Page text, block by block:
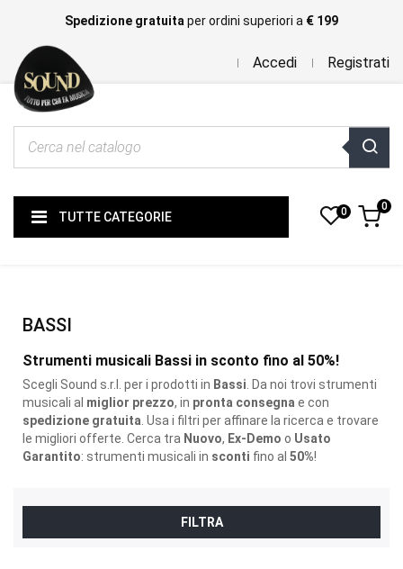
Spedizione gratuita per ordini superiori a € 199
Accedi Registrati
TUTTE CATEGORIE 0 0
BASSI
Strumenti musicali Bassi in sconto fino al 50%!
Scegli Sound s.r.l. per i prodotti in Bassi . Da noi trovi strumenti
musicali al miglior prezzo, in pronta consegna e con
spedizione gratuita . Usa i filtri per affinare la ricerca e trovare
le migliori offerte. Cerca tra Nuovo, Ex-Demo o Usato
Garantito: strumenti musicali in sconti fino al 50%!
FILTRA